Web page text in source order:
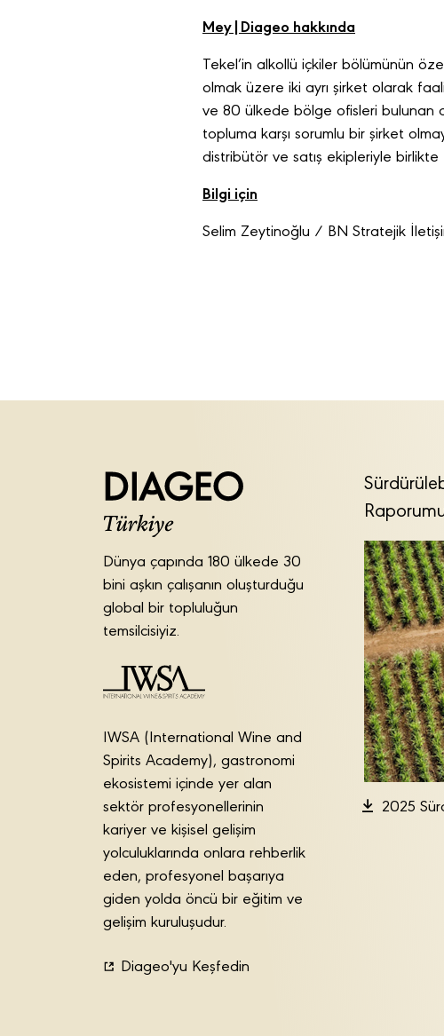
Mey|Diageo hakkında
Tekel’in alkollü içkiler bölümünün
olmak üzere iki ayrı şirket olarak
ve 80 ülkede bölge ofisleri bulunan
topluma karşı sorumlu bir şirket
distribütör ve satış ekipleriyle
Bilgi için
Selim Zeytinoğlu / BN Stratejik
Dünya çapında 180 ülkede 30
bini aşkın çalışanın oluşturduğu
global bir topluluğun
temsilcisiyiz.
IWSA (International Wine and
Spirits Academy), gastronomi
ekosistemi içinde yer alan
sektör profesyonellerinin
kariyer ve kişisel gelişim
yolculuklarında onlara rehberlik
eden, profesyonel başarıya
giden yolda öncü bir eğitim ve
gelişim kuruluşudur.
Diageo'yu Keşfedin
2025